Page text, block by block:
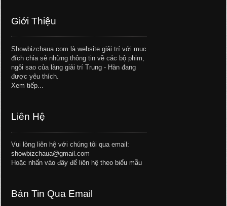
Giới Thiệu
Showbizchaua.com là website giải trí với mục
đích chia sẻ những thông tin về các bộ phim,
ngôi sao của làng giải trí Trung - Hàn đang
được yêu thích.
Xem tiếp...
Liên Hệ
Vui lòng liên hệ với chúng tôi qua email:
showbizchaua@gmail.com
Hoặc nhấn vào đây để liên hệ theo biểu mẫu
Bản Tin Qua Email